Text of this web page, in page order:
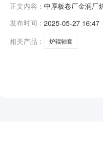
正文内容： 中厚板卷厂金润厂
省,南京市,六合区
标段）标的物清单
发布时间： 2025-05-27 16:47
相关产品：
炉辊轴套